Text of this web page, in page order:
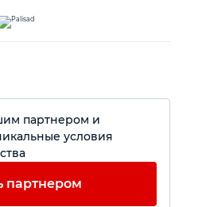
партнером и
условия
партнером